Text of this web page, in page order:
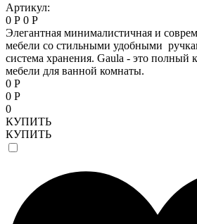
Артикул:
0 Р 0 Р
Элегантная минималистичная и
мебели со стильными удобными
система хранения. Gaula - это полный
мебели для ванной комнаты.
0 Р
0 Р
0
КУПИТЬ
КУПИТЬ